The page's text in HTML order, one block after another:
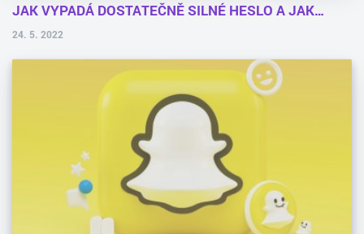
JAK VYPADÁ DOSTATEČNĚ SILNÉ HESLO A JAK…
24. 5. 2022